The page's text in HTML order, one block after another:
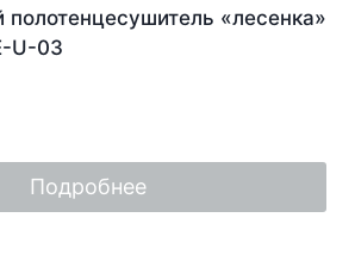
полотенцесушитель «лесенка»
U-03
Подробнее